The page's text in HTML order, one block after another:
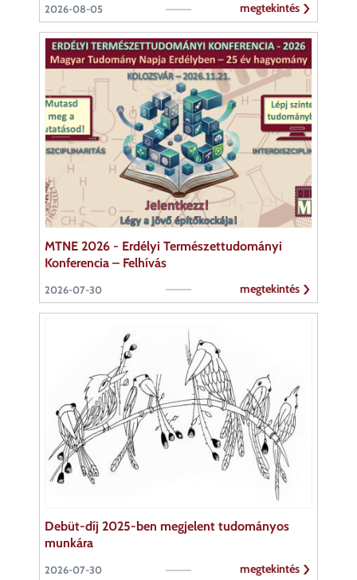
2026-08-05 megtekintés
MTNE 2026 - Erdélyi Természettudományi
Konferencia – Felhívás
2026-07-30 megtekintés
Debüt-díj 2025-ben megjelent tudományos
munkára
2026-07-30 megtekintés